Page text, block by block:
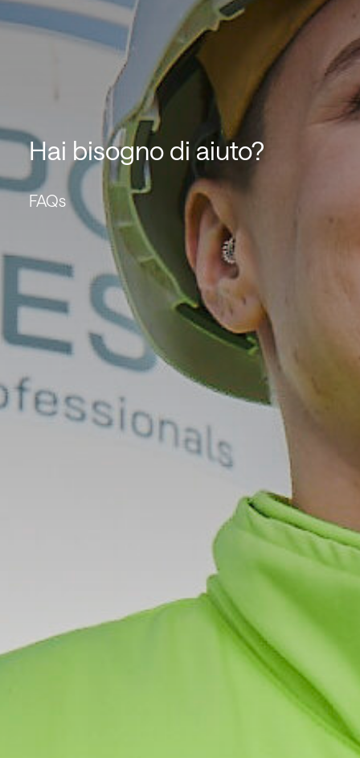
Hai bisogno di aiuto?
FAQs